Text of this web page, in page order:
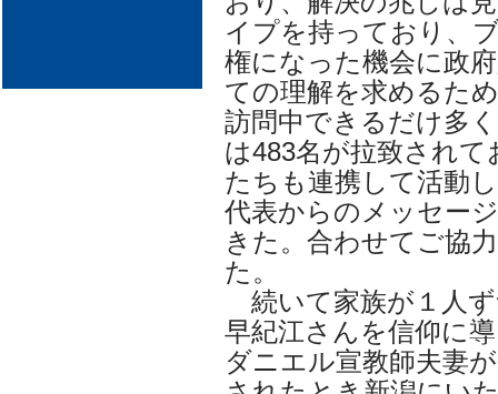
イプを持っており、
権になった機会に政
ての理解を求めるた
訪問中できるだけ多
は483名が拉致されて
たちも連携して活動
代表からのメッセー
きた。合わせてご協
た。
続いて家族が１人
早紀江さんを信仰に
ダニエル宣教師夫妻